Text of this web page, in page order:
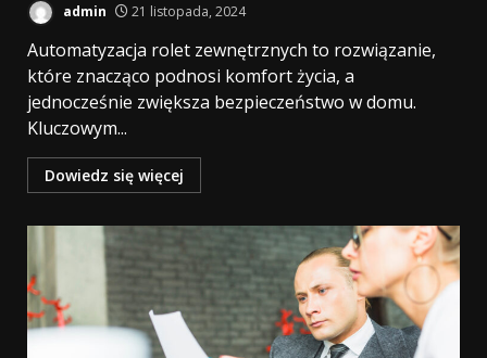
admin 21 listopada, 2024
Automatyzacja rolet zewnętrznych to rozwiązanie,
które znacząco podnosi komfort życia, a
jednocześnie zwiększa bezpieczeństwo w domu.
Kluczowym...
Dowiedz się więcej